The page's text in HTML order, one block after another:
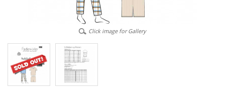
Click image for Gallery